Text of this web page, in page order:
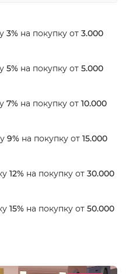
3% на покупку от 3.000
5% на покупку от 5.000
7% на покупку от 10.000
9% на покупку от 15.000
12% на покупку от 30.000
15% на покупку от 50.000